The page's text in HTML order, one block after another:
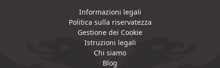
Informazioni legali
Politica sulla riservatezza
Gestione dei Cookie
Istruzioni legali
Chi siamo
Blog